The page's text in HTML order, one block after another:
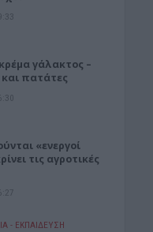
γάλακτος –
πατάτες
«ενεργοί
τις αγροτικές
- ΕΚΠΑΙΔΕΥΣΗ